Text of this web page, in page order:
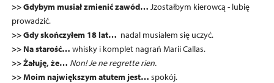
>> Gdybym musiał zmienić zawód… Jzostałbym kierowcą - lubię
prowadzić.
>> Gdy skończyłem 18 lat… nadal musiałem się uczyć.
>> Na starość… whisky i komplet nagrań Marii Callas.
>> Żałuję, że… Non! Je ne regrette rien.
>> Moim największym atutem jest… spokój.